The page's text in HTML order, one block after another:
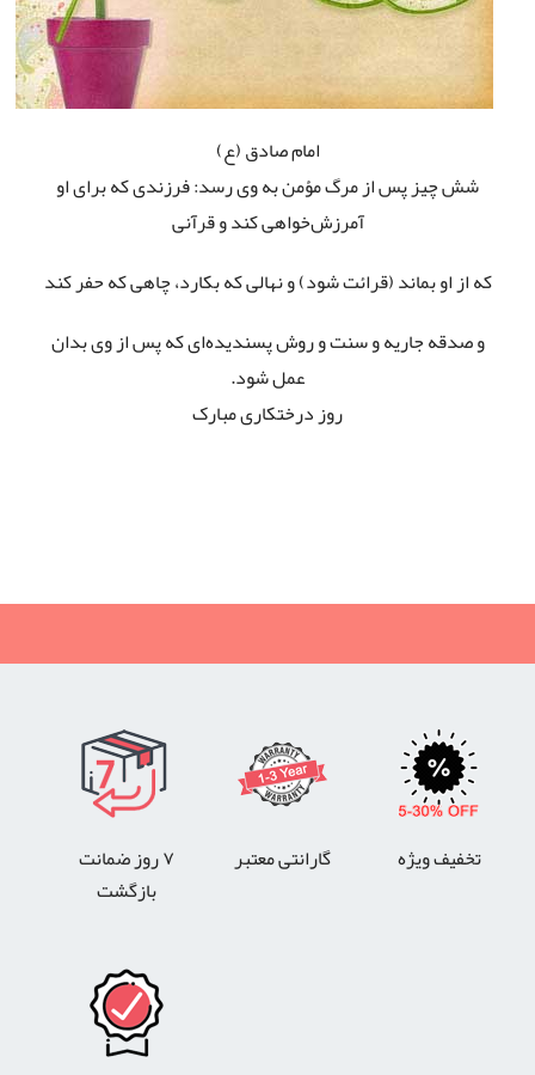
امام صادق (ع)
شش چیز پس از مرگ مؤمن به وی رسد: فرزندی که برای او
آمرزش‌خواهی کند و قرآنی
که از او بماند (قرائت شود) و نهالی که بکارد، چاهی که حفر کند
و صدقه جاریه و سنت و روش پسندیده‌ای که پس از وی بدان
عمل شود.
روز درختکاری مبارک
تخفیف ویژه گارانتی معتبر
۷ روز ضمانت
بازگشت